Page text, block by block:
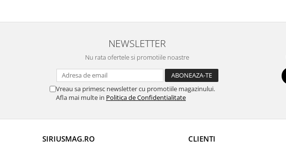
NEWSLETTER
Nu rata ofertele si promotiile noastre
Vreau sa primesc newsletter cu promotiile magazinului.
Afla mai multe in Politica de Confidentialitate
SIRIUSMAG.RO CLIENTI